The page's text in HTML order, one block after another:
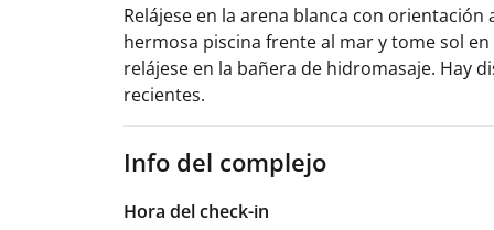
Relájese en la arena blanca con
hermosa piscina frente al mar y tome sol
relájese en la bañera de hidromasaje. Hay
recientes.
Info del complejo
Hora del check-in